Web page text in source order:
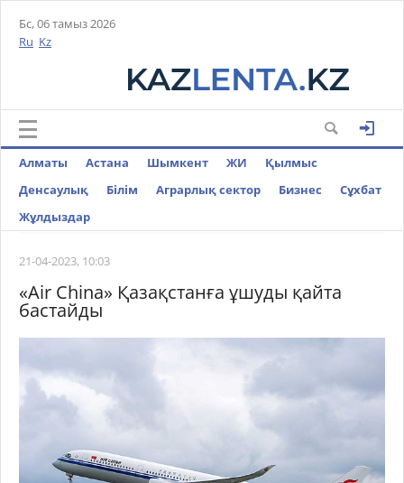
Бс, 06 тамыз 2026
Ru Kz
Алматы Астана Шымкент ЖИ
Қылмыс
Денсаулық
Білім Аграрлық сектор Бизнес
Cұхбат
Жұлдыздар
21-04-2023, 10:03
«Air China» Қазақстанға ұшуды қайта
бастайды